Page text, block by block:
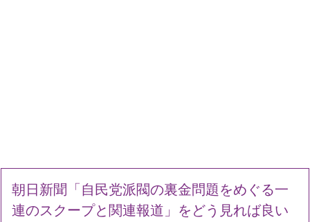
朝日新聞「自民党派閥の裏金問題をめぐる一
連のスクープと関連報道」をどう見れば良い